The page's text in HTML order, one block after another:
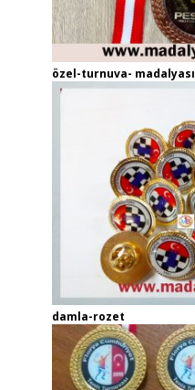
özel-turnuva- madalyası
damla-rozet